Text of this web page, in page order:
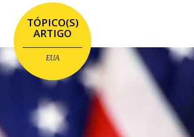
TÓPICO(S)
ARTIGO
EUA